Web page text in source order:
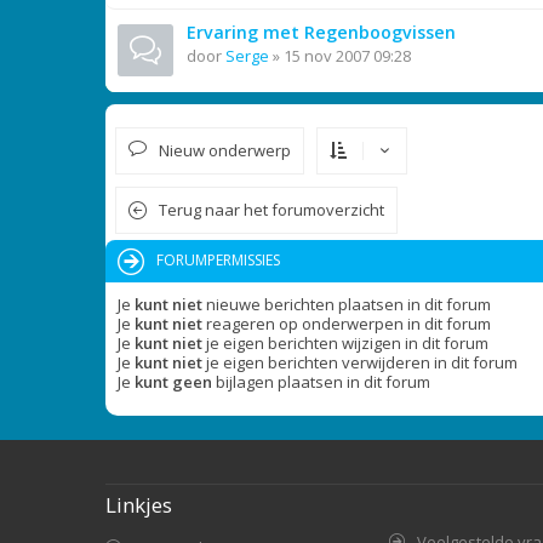
Ervaring met Regenboogvissen
door Serge » 15 nov 2007 09:28
Nieuw onderwerp
Terug naar het forumoverzicht
FORUMPERMISSIES
Je kunt nietnieuwe berichten plaatsen in dit forum
Je kunt nietreageren op onderwerpen in dit forum
Je kunt nietje eigen berichten wijzigen in dit forum
Je kunt nietje eigen berichten verwijderen in dit forum
Je kunt geen bijlagen plaatsen in dit forum
Linkjes